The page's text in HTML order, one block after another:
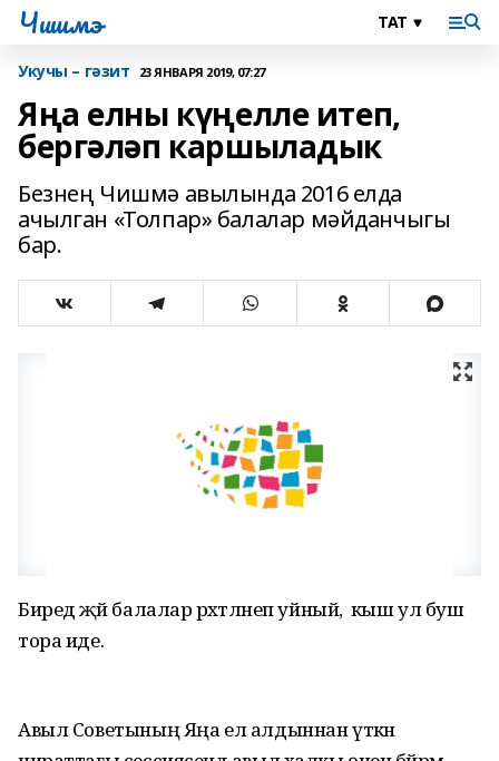
Чишмэ
Укучы – гәзит 23 ЯНВАРЯ 2019, 07:27
Яңа елны күңелле итеп,
бергәләп каршыладык
Безнең Чишмә авылында 2016 елда
ачылган «Толпар» балалар мәйданчыгы
бар.
Биредә җәй балалар рәхәтләнеп уйный, ә кыш ул буш
тора иде.
Авыл Советының Яңа ел алдыннан үткән